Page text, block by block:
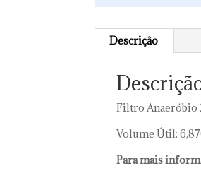
Descrição
Filtro Anaeróbio
Volume Útil:
Para mais